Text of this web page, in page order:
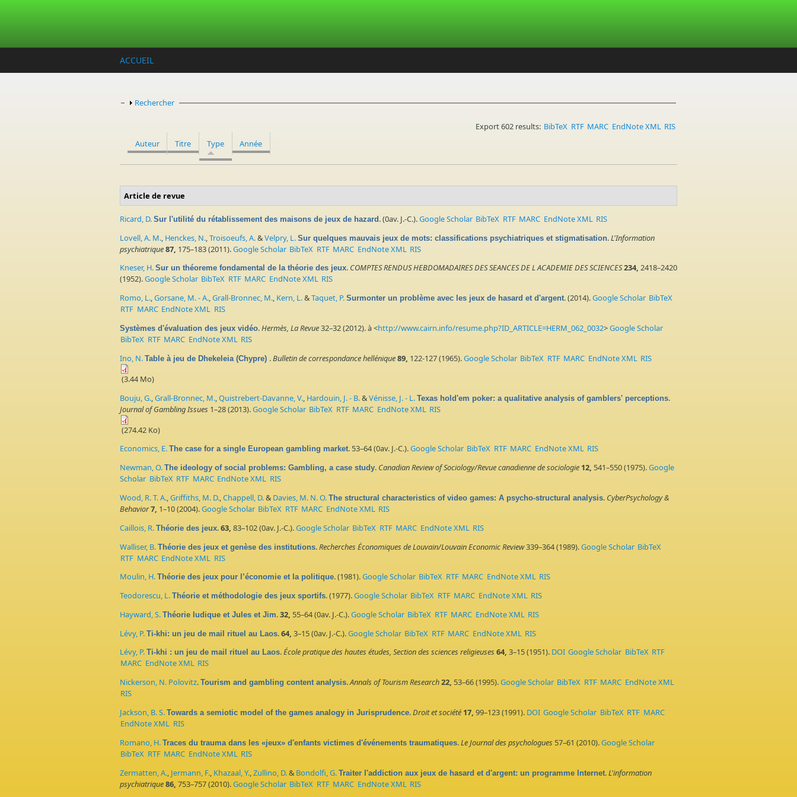
ACCUEIL
Afficher
Rechercher
Export 602 results: BibTeX RTF MARC EndNote XML RIS
Auteur
Titre Type Année
Article de revue
Ricard, D. Sur l'utilité du rétablissement des maisons de jeux de hazard. (0av. J.-C.).Google Scholar BibTeX RTF MARC EndNote XML RIS
Lovell, A. M. Henckes, N. Troisoeufs, A.&Velpry, L. Sur quelques mauvais jeux de mots: classifications psychiatriques et stigmatisation.L'Information
psychiatrique87, 175–183 (2011).Google Scholar BibTeX RTF MARC EndNote XML RIS
Kneser, H. Sur un théoreme fondamental de la théorie des jeux. COMPTES RENDUS HEBDOMADAIRES DES SEANCES DE L ACADEMIE DES SCIENCES234, 2418–2420
(1952).Google Scholar BibTeX RTF MARC EndNote XML RIS
Romo, L.,Gorsane, M. - A.,Grall-Bronnec, M., Kern, L.&Taquet, P. Surmonter un problème avec les jeux de hasard et d'argent. (2014).Google Scholar BibTeX
RTF MARC EndNote XML RIS
Systèmes d'évaluation des jeux vidéo.Hermès, La Revue32–32 (2012). à <http://www.cairn.info/resume.php?ID_ARTICLE=HERM_062_0032>Google Scholar
BibTeX RTF MARC EndNote XML RIS
Ino, N. Table à jeu de Dhekeleia (Chypre) .Bulletin de correspondance hellénique89, 122-127 (1965).Google Scholar BibTeX RTF MARC EndNote XML RIS
(3.44 Mo)
Bouju, G. Grall-Bronnec, M. Quistrebert-Davanne, V. Hardouin, J. - B.&Vénisse, J. - L. Texas hold'em poker: a qualitative analysis of gamblers' perceptions.
Journal of Gambling Issues 1–28 (2013).Google Scholar BibTeX RTF MARC EndNote XML RIS
(274.42 Ko)
Economics, E. The case for a single European gambling market. 53–64 (0av. J.-C.).Google Scholar BibTeX RTF MARC EndNote XML RIS
Newman, O. The ideology of social problems: Gambling, a case study. Canadian Review of Sociology/Revue canadienne de sociologie 12, 541–550 (1975).Google
Scholar BibTeX RTF MARC EndNote XML RIS
Wood, R. T. A.,Griffiths, M. D.,Chappell, D.& Davies, M. N. O. The structural characteristics of video games: A psycho-structural analysis. CyberPsychology &
Behavior7, 1–10 (2004).Google Scholar BibTeX RTF MARC EndNote XML RIS
Caillois, R. Théorie des jeux.63, 83–102 (0av. J.-C.).Google Scholar BibTeX RTF MARC EndNote XML RIS
Walliser, B. Théorie des jeux et genèse des institutions.Recherches Économiques de Louvain/Louvain Economic Review339–364 (1989).Google Scholar BibTeX
RTF MARC EndNote XML
RIS
Moulin, H. Théorie des jeux pour l’économie et la politique. (1981).Google Scholar BibTeX RTF MARC EndNote XML RIS
Teodorescu, L. Théorie et méthodologie des jeux sportifs. (1977).Google Scholar BibTeX RTF MARC EndNote XML RIS
Hayward, S. Théorie ludique et Jules et Jim.32, 55–64 (0av. J.-C.).Google Scholar BibTeX RTF MARC EndNote XML RIS
Lévy, P. Ti-khi: un jeu de mail rituel au Laos.64, 3–15 (0av. J.-C.).Google Scholar BibTeX RTF MARC EndNote XML RIS
Lévy, P. Ti-khi : un jeu de mail rituel au Laos.École pratique des hautes études, Section des sciences religieuses 64, 3–15 (1951). DOI Google Scholar BibTeX RTF
MARC EndNote XML RIS
Nickerson, N. Polovitz. Tourism and gambling content analysis.Annals of Tourism Research22, 53–66 (1995).Google Scholar BibTeX RTF MARC EndNote XML
RIS
Jackson, B. S. Towards a semiotic model of the games analogy in Jurisprudence.Droit et société 17, 99–123 (1991). DOI Google Scholar BibTeX RTF MARC
EndNote XML RIS
Romano, H. Traces du trauma dans les «jeux» d'enfants victimes d'événements traumatiques.Le Journal des psychologues 57–61 (2010).Google Scholar
BibTeX RTF MARC EndNote XML RIS
Zermatten, A., Jermann, F., Khazaal, Y.,Zullino, D.& Bondolfi, G. Traiter l'addiction aux jeux de hasard et d'argent: un programme Internet.L'information
psychiatrique86, 753–757 (2010).Google Scholar BibTeX RTF MARC EndNote XML RIS